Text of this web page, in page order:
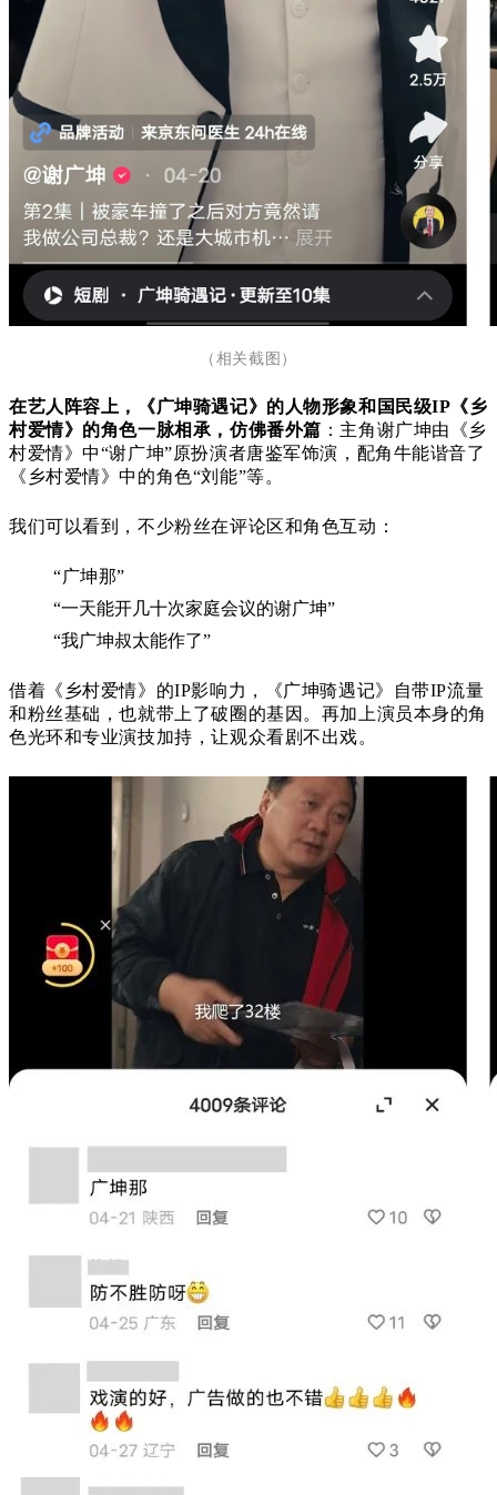
（相关截图）
在艺人阵容上，《广坤骑遇记》的人物形象和国民级IP《乡
村爱情》的角色一脉相承，仿佛番外篇 ：主角谢广坤由《乡
村爱情》中“谢广坤”原扮演者唐鉴军饰演，配角牛能谐音了
《乡村爱情》中的角色“刘能”等。
我们可以看到，不少粉丝在评论区和角色互动：
“广坤那”
“一天能开几十次家庭会议的谢广坤”
“我广坤叔太能作了”
借着 《乡村爱情》的IP影响力， 《广坤骑遇记》
自带IP流量
和粉丝基础，也就带上了破圈的基因。再加上演员本身的角
色光环和专业演技加持，让观众看剧不出戏。